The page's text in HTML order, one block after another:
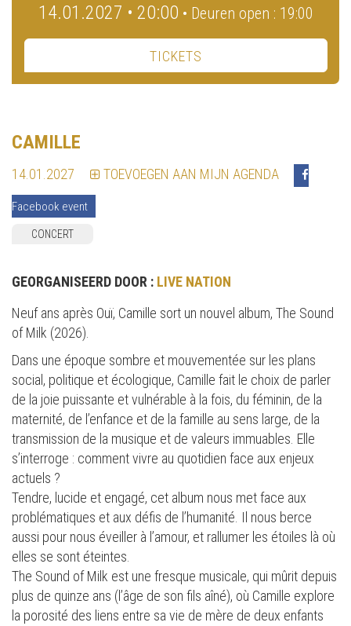
14.01.2027 • 20:00 • Deuren open : 19:00
TICKETS
CAMILLE
14.01.2027 TOEVOEGEN AAN MIJN AGENDA
Facebook event
CONCERT
GEORGANISEERD DOOR : LIVE NATION
Neuf ans après Ouï, Camille sort un nouvel album, The Sound
of Milk (2026).
Dans une époque sombre et mouvementée sur les plans
social, politique et écologique, Camille fait le choix de parler
de la joie puissante et vulnérable à la fois, du féminin, de la
maternité, de l’enfance et de la famille au sens large, de la
transmission de la musique et de valeurs immuables. Elle
s’interroge : comment vivre au quotidien face aux enjeux
actuels ?
Tendre, lucide et engagé, cet album nous met face aux
problématiques et aux défis de l’humanité. Il nous berce
aussi pour nous éveiller à l’amour, et rallumer les étoiles là où
elles se sont éteintes.
The Sound of Milk est une fresque musicale, qui mûrit depuis
plus de quinze ans (l’âge de son fils aîné), où Camille explore
la porosité des liens entre sa vie de mère de deux enfants